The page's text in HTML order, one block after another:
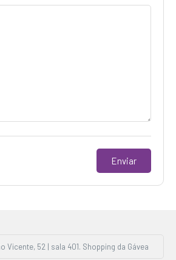
Vicente, 52 | sala 401. Shopping da Gávea